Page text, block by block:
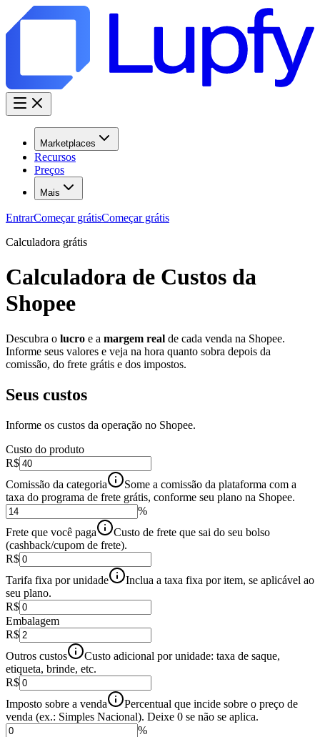
Marketplaces
Recursos
Preços
Mais
EntrarComeçar grátisComeçar grátis
Calculadora grátis
Calculadora de Custos da
Shopee
Descubra o lucro e a margem real de cada venda na Shopee.
Informe seus valores e veja na hora quanto sobra depois da
comissão, do frete grátis e dos impostos.
Seus custos
Informe os custos da operação no Shopee.
Custo do produto
R$
Comissão da categoria
Some a comissão da plataforma com a
taxa do programa de frete grátis, conforme seu plano na Shopee.
%
Frete que você paga
Custo de frete que sai do seu bolso
(cashback/cupom de frete).
R$
Tarifa fixa por unidade
Inclua a taxa fixa por item, se aplicável ao
seu plano.
R$
Embalagem
R$
Outros custos
Custo adicional por unidade: taxa de saque,
etiqueta, brinde, etc.
R$
Imposto sobre a venda
Percentual que incide sobre o preço de
venda (ex.: Simples Nacional). Deixe 0 se não se aplica.
%